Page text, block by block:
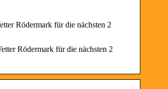
Rödermark für die nächsten 2
Rödermark für die nächsten 2